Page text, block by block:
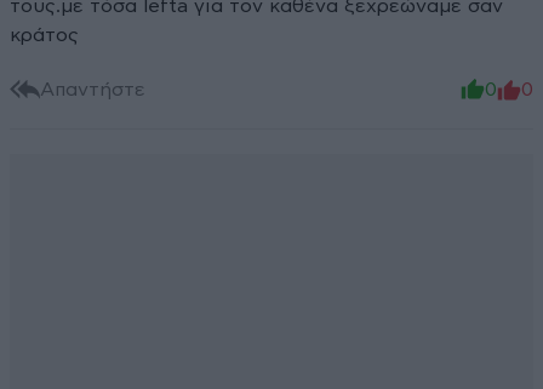
τους.με τόσα lefta για τον καθένα ξεχρεώναμε σαν
κράτος
Απαντήστε 0 0